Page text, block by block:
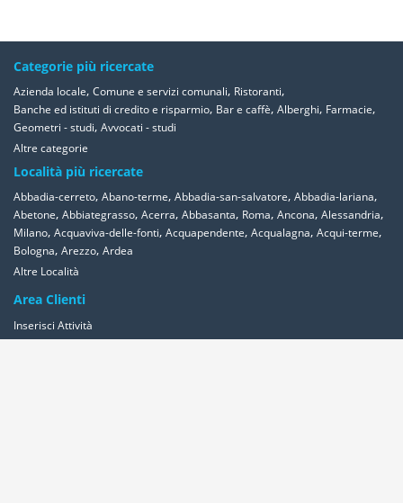
Categorie più ricercate
Azienda locale, Comune e servizi comunali, Ristoranti,
Banche ed istituti di credito e risparmio, Bar e caffè, Alberghi, Farmacie,
Geometri - studi, Avvocati - studi
Altre categorie
Località più ricercate
Abbadia-cerreto, Abano-terme, Abbadia-san-salvatore, Abbadia-lariana,
Abetone, Abbiategrasso, Acerra, Abbasanta, Roma, Ancona, Alessandria,
Milano, Acquaviva-delle-fonti, Acquapendente, Acqualagna, Acqui-terme,
Bologna, Arezzo, Ardea
Altre Località
Area Clienti
Inserisci Attività